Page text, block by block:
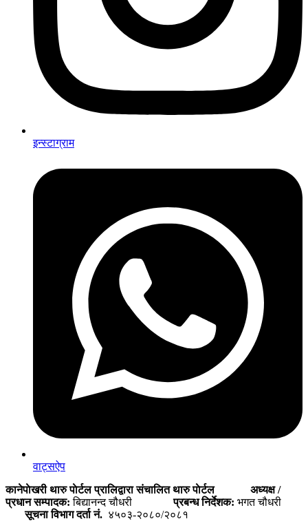
इन्स्टाग्राम
वाट्सऐप
कानेपाेखरी थारु पाेर्टल प्रालिद्वारा संचालित थारु पाेर्टल
अध्यक्ष /
प्रधान सम्पादक: बिद्यानन्द चौधरीप्रबन्ध निर्देशक: भगत चौधरी
सूचना विभाग दर्ता नं. ४५०३-२०८०/२०८१